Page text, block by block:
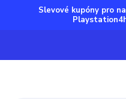
Slevové kupóny pro